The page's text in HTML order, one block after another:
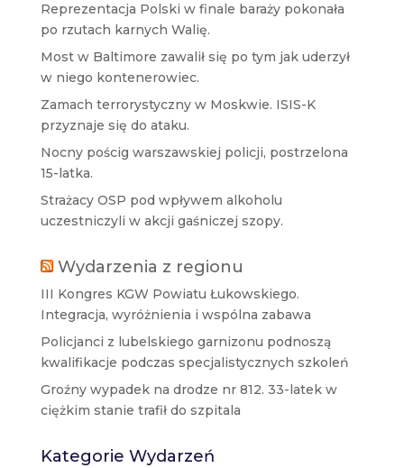
Reprezentacja Polski w finale baraży pokonała
po rzutach karnych Walię.
Most w Baltimore zawalił się po tym jak uderzył
w niego kontenerowiec.
Zamach terrorystyczny w Moskwie. ISIS-K
przyznaje się do ataku.
Nocny pościg warszawskiej policji, postrzelona
15-latka.
Strażacy OSP pod wpływem alkoholu
uczestniczyli w akcji gaśniczej szopy.
Wydarzenia z regionu
III Kongres KGW Powiatu Łukowskiego.
Integracja, wyróżnienia i wspólna zabawa
Policjanci z lubelskiego garnizonu podnoszą
kwalifikacje podczas specjalistycznych szkoleń
Groźny wypadek na drodze nr 812. 33-latek w
ciężkim stanie trafił do szpitala
Kategorie Wydarzeń